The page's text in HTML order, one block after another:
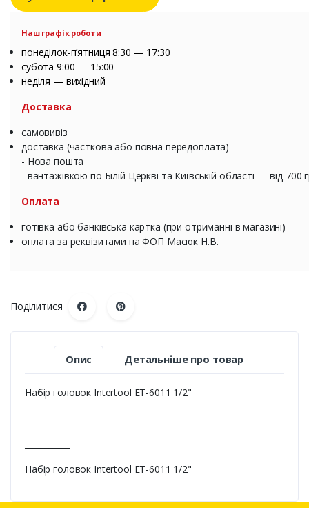
Наш графік роботи
понеділок-п’ятниця 8:30 — 17:30
субота 9:00 — 15:00
неділя — вихідний
Доставка
самовивіз
доставка (часткова або повна передоплата)
- Нова пошта
- вантажівкою по Білій Церкві та Київській області — від 700
Оплата
готівка або банківська картка (при отриманні в магазині)
оплата за реквізитами на ФОП Масюк Н.В.
Поділитися
Опис Детальніше про товар
Набір головок Intertool ET-6011 1/2"
Набір головок Intertool ET-6011 1/2"